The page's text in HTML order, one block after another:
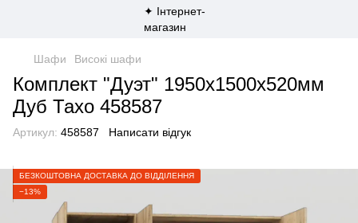
Шафи Високі шафи
Комплект "Дуэт" 1950x1500x520мм
Дуб Тахо 458587
Артикул: 458587 Написати відгук
БЕЗКОШТОВНА ДОСТАВКА ДО ВІДДІЛЕННЯ
−13%